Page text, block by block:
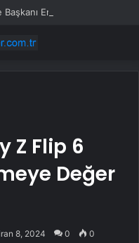
Z Flip 6
Değer
8, 2024 0 0